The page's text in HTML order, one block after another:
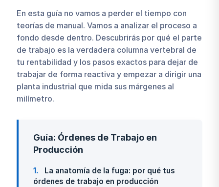
En esta guía no vamos a perder el tiempo con
teorías de manual. Vamos a analizar el proceso a
fondo desde dentro. Descubrirás por qué el parte
de trabajo es la verdadera columna vertebral de
tu rentabilidad y los pasos exactos para dejar de
trabajar de forma reactiva y empezar a dirigir una
planta industrial que mida sus márgenes al
milímetro.
Guía: Órdenes de Trabajo en
Producción
1
La anatomía de la fuga: por qué tus
órdenes de trabajo en producción